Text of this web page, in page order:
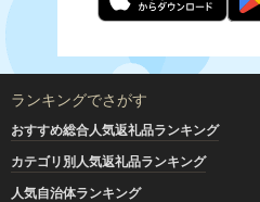
ランキングでさがす
おすすめ総合人気返礼品ランキング
カテゴリ別人気返礼品ランキング
人気自治体ランキング